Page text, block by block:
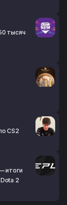
тысяч
CS2
итоги
2